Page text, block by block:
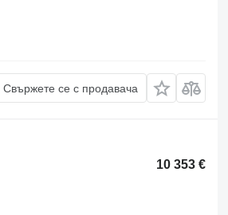
Свържете се с продавача
10 353 €